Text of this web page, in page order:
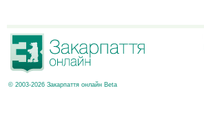
© 2003-2026 Закарпаття онлайн Beta